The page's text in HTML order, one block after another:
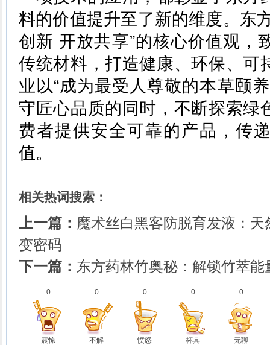
料的价值提升至了新的维度。东
创新 开放共享”的核心价值观，
传统材料，打造健康、环保、可
业以“成为最受人尊敬的本草颐
守匠心品质的同时，不断探索绿
费者提供安全可靠的产品，传
值。
相关热词搜索：
上一篇： 魔术丝白黑客防脱育发液：
变密码
下一篇： 东方药林竹奥秘：解锁竹萃
0
震惊
0
不解
0
愤怒
0
杯具
0
无聊